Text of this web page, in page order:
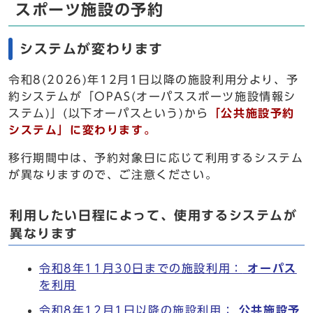
スポーツ施設の予約
システムが変わります
令和8(2026)年12月1日以降の施設利用分より、予
約システムが「OPAS(オーパススポーツ施設情報シ
ステム)」(以下オーパスという)から
「公共施設予約
システム」に変わります。
移行期間中は、予約対象日に応じて利用するシステム
が異なりますので、ご注意ください。
利用したい日程によって、使用するシステムが
異なります
令和8年11月30日までの施設利用：
オーパス
を利用
令和8年12月1日以降の施設利用： 公共施設予